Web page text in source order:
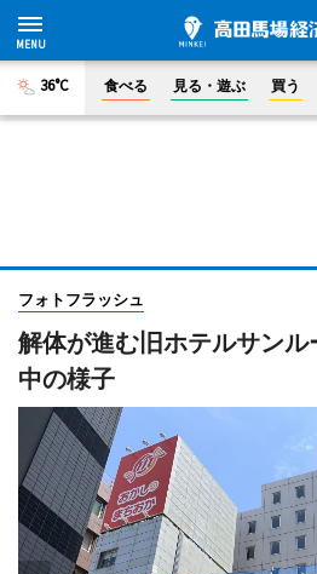
36°C 食べる 見る・遊ぶ 買う
フォトフラッシュ
解体が進む旧ホテルサンル
中の様子